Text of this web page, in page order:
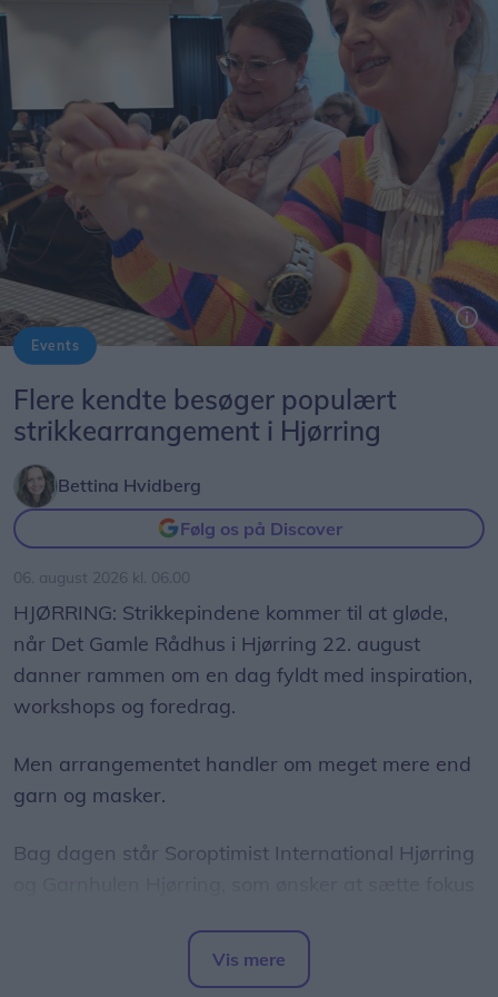
Events
Flere kendte besøger populært
strikkearrangement i Hjørring
Bettina Hvidberg
Følg os på Discover
06. august 2026 kl. 06.00
HJØRRING: Strikkepindene kommer til at gløde,
når Det Gamle Rådhus i Hjørring 22. august
danner rammen om en dag fyldt med inspiration,
workshops og foredrag.
Men arrangementet handler om meget mere end
garn og masker.
Bag dagen står Soroptimist International Hjørring
til at styrke den mentale sundhed og skabe nye
Vis mere